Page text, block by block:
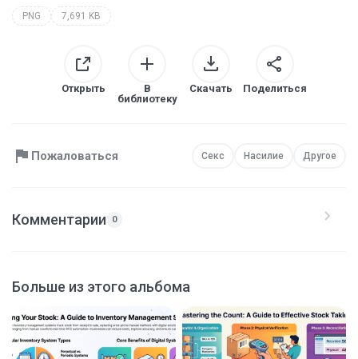
PNG 7,691 KB
Открыть
В
библиотеку
Скачать Поделиться
Пожаловаться Секс Насилие Другое
Комментарии 0
Больше из этого альбома